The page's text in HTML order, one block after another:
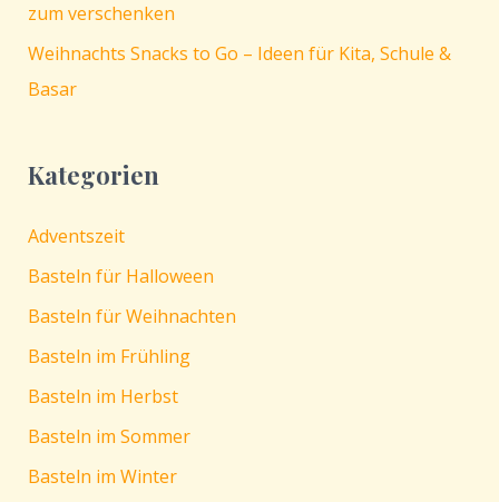
zum verschenken
Weihnachts Snacks to Go – Ideen für Kita, Schule &
Basar
Kategorien
Adventszeit
Basteln für Halloween
Basteln für Weihnachten
Basteln im Frühling
Basteln im Herbst
Basteln im Sommer
Basteln im Winter